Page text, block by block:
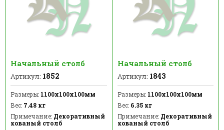
Начальный столб
Артикул: 1852
Размеры: 1100х100х100мм
Вес: 7.48 кг
Примечание: Декоративный
кованый столб
Начальный столб
Артикул: 1843
Размеры:1100х100х100мм
Вес:6.35 кг
Примечание:Декоративный
кованый столб